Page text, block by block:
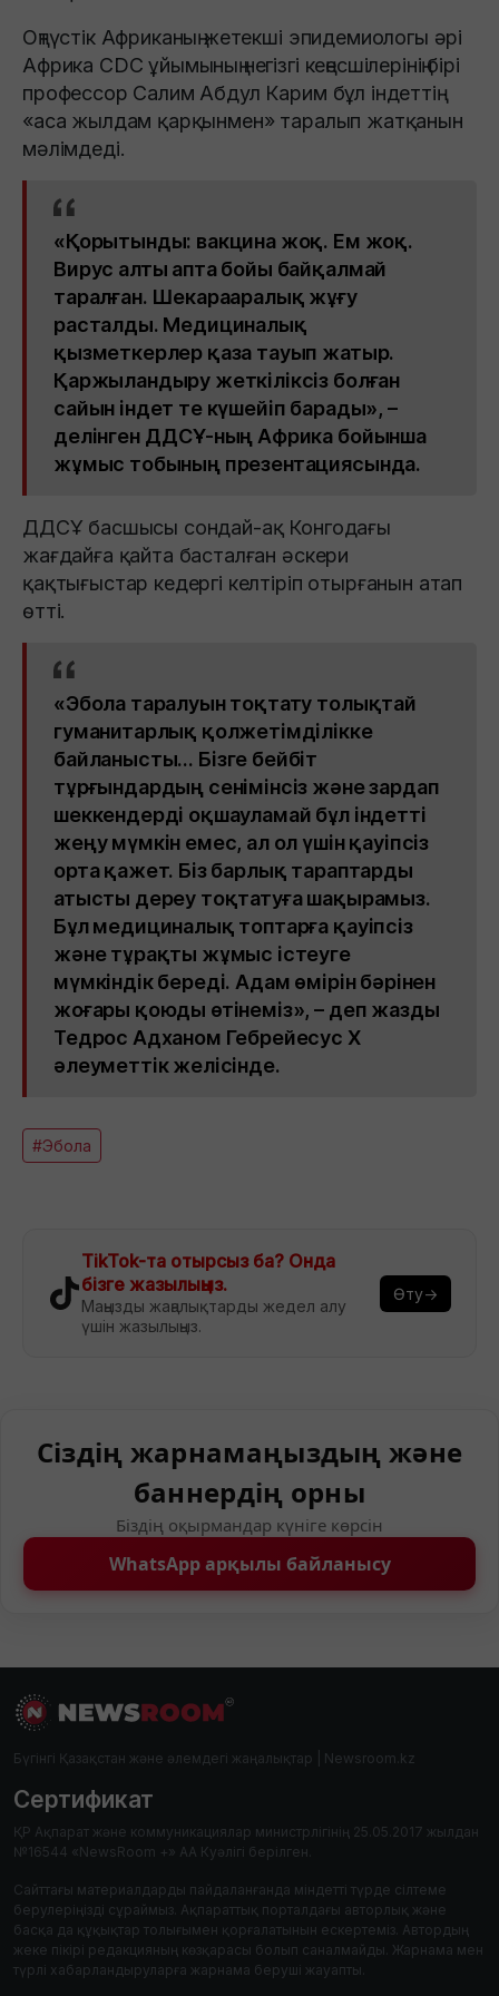
Оңтүстік Африканың жетекші эпидемиологы әрі
Африка CDC ұйымының негізгі кеңесшілерінің бірі
профессор Салим Абдул Карим бұл індеттің
«аса жылдам қарқынмен» таралып жатқанын
мәлімдеді.
«Қорытынды: вакцина жоқ. Ем жоқ.
Вирус алты апта бойы байқалмай
таралған. Шекарааралық жұғу
расталды. Медициналық
қызметкерлер қаза тауып жатыр.
Қаржыландыру жеткіліксіз болған
сайын індет те күшейіп барады», –
делінген ДДСҰ-ның Африка бойынша
жұмыс тобының презентациясында.
ДДСҰ басшысы сондай-ақ Конгодағы
жағдайға қайта басталған әскери
қақтығыстар кедергі келтіріп отырғанын атап
өтті.
«Эбола таралуын тоқтату толықтай
гуманитарлық қолжетімділікке
байланысты… Бізге бейбіт
тұрғындардың сенімінсіз және зардап
шеккендерді оқшауламай бұл індетті
жеңу мүмкін емес, ал ол үшін қауіпсіз
орта қажет. Біз барлық тараптарды
атысты дереу тоқтатуға шақырамыз.
Бұл медициналық топтарға қауіпсіз
және тұрақты жұмыс істеуге
мүмкіндік береді. Адам өмірін бәрінен
жоғары қоюды өтінеміз», – деп жазды
Тедрос Адханом Гебрейесус X
әлеуметтік желісінде.
#Эбола
TikTok-та отырсыз ба? Онда
бізге жазылыңыз.
Маңызды жаңалықтарды жедел алу
үшін жазылыңыз.
Өту→
Сіздің жарнамаңыздың және
баннердің орны
Біздің оқырмандар күніге көрсін
WhatsApp арқылы байланысу
Бүгінгі Қазақстан және әлемдегі жаңалықтар | Newsroom.kz
Сертификат
ҚР Ақпарат және коммуникациялар министрлігінің 25.05.2017 жылдан
№16544 «NewsRoom +» АА Куәлігі берілген.
Сайттағы материалдарды пайдаланғанда міндетті түрде сілтеме
берулеріңізді сұраймыз. Ақпараттық порталдағы авторлық және
басқа да құқықтар толығымен қорғалатынын ескертеміз. Автордың
жеке пікірі редакцияның көзқарасы болып саналмайды. Жарнама мен
түрлі хабарландыруларға жарнама беруші жауапты.